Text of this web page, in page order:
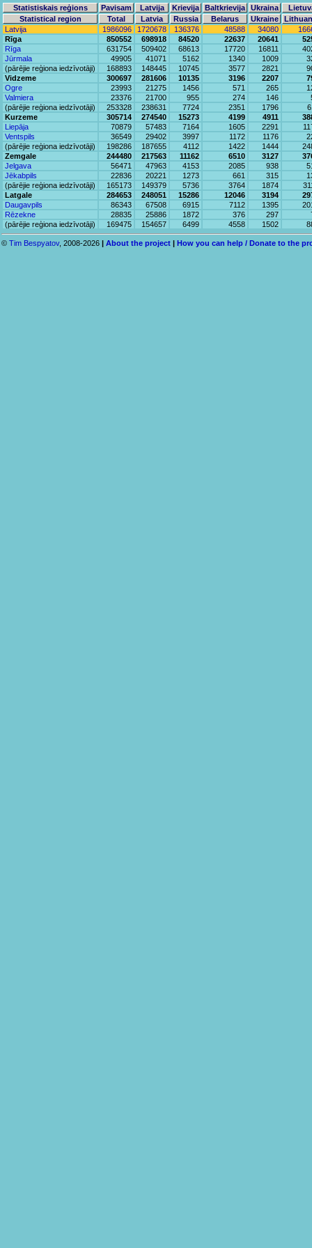
Statistiskais reģions Pavisam Latvija Krievija Baltkrievija Ukraina
Statistical region
Total Latvia Russia Belarus Ukraine
Latvija
1986096 1720678 136376 48588 34080
Rīga
850552 698918 84520 22637 20641
Rīga
631754 509402 68613 17720 16811
Jūrmala
49905 41071 5162 1340 1009
(pārējie reģiona iedzīvotāji)
168893 148445 10745 3577 2821
Vidzeme
300697 281606 10135 3196 2207
Ogre
23993 21275 1456 571 265
Valmiera
23376 21700 955 274 146
(pārējie reģiona iedzīvotāji)
253328 238631 7724 2351 1796
Kurzeme
305714 274540 15273 4199 4911
Liepāja
70879 57483 7164 1605 2291
Ventspils
36549 29402 3997 1172 1176
(pārējie reģiona iedzīvotāji)
198286 187655 4112 1422 1444
Zemgale
244480 217563 11162 6510 3127
Jelgava
56471 47963 4153 2085 938
Jēkabpils
22836 20221 1273 661 315
(pārējie reģiona iedzīvotāji)
165173 149379 5736 3764 1874
Latgale
284653 248051 15286 12046 3194
Daugavpils
86343 67508 6915 7112 1395
Rēzekne
28835 25886 1872 376 297
(pārējie reģiona iedzīvotāji)
169475 154657 6499 4558 1502
© Tim Bespyatov, 2008-2026 | About the project | How you can help / Donate to the